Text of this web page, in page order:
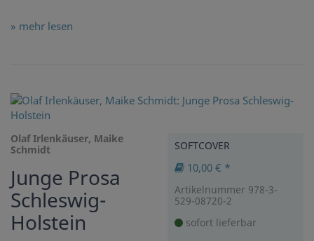
» mehr lesen
Olaf Irlenkäuser, Maike
Schmidt
Junge Prosa
Schleswig-
Holstein
SOFTCOVER
10,00 € *
Artikelnummer 978-3-
529-08720-2
sofort lieferbar